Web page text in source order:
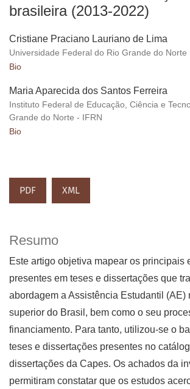
brasileira (2013-2022)
Cristiane Praciano Lauriano de Lima
Universidade Federal do Rio Grande do Norte
Bio
Maria Aparecida dos Santos Ferreira
Instituto Federal de Educação, Ciência e
Grande do Norte - IFRN
Bio
PDF XML
Resumo
Este artigo objetiva mapear os principais
presentes em teses e dissertações que
abordagem a Assistência Estudantil (AE)
superior do Brasil, bem como o seu
financiamento. Para tanto, utilizou-se o
teses e dissertações presentes no
dissertações da Capes. Os achados da
permitiram constatar que os estudos